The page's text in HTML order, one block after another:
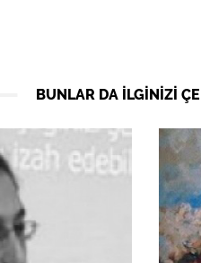
BUNLAR DA ILGINIZI